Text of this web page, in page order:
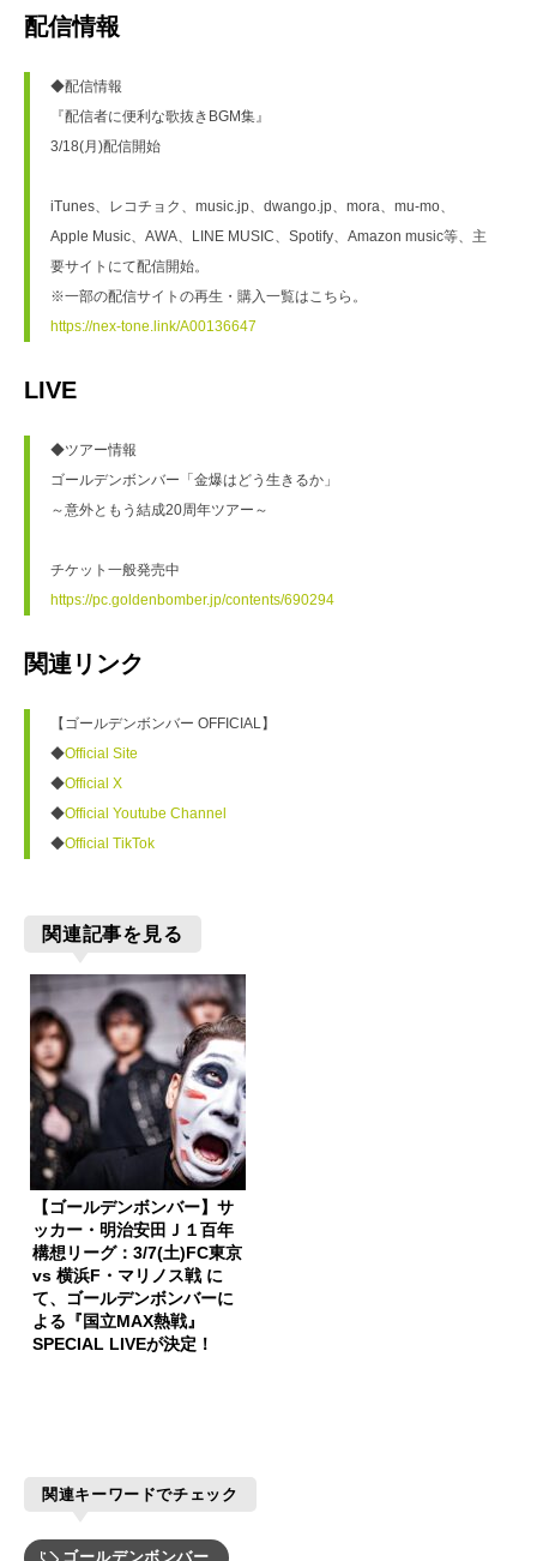
配信情報
◆配信情報
『配信者に便利な歌抜きBGM集』
3/18(月)配信開始
iTunes、レコチョク、music.jp、dwango.jp、mora、mu-mo、
Apple Music、AWA、LINE MUSIC、Spotify、Amazon music等、主
要サイトにて配信開始。
https://nex-tone.link/A00136647
LIVE
◆ツアー情報
ゴールデンボンバー「金爆はどう生きるか」
～意外ともう結成20周年ツアー～
https://pc.goldenbomber.jp/contents/690294
関連リンク
【ゴールデンボンバー OFFICIAL】
◆Official Site
◆Official X
◆Official Youtube Channel
◆Official TikTok
関連記事を見る
【ゴールデンボンバー】サ
ッカー・明治安田Ｊ１百年
構想リーグ：3/7(土)FC東京
vs 横浜F・マリノス戦 に
て、ゴールデンボンバーに
よる『国立MAX熱戦』
SPECIAL LIVEが決定！
関連キーワードでチェック
ゴールデンボンバー